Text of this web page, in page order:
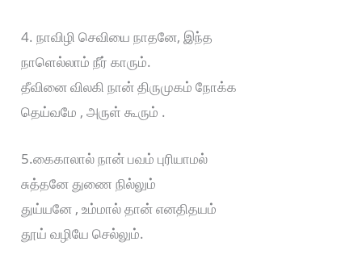
4. நாவிழி செவியை நாதனே, இந்த
நாளெல்லாம் நீர் காரும்.
தீவினை விலகி நான் திருமுகம் நோக்க
தெய்வமே , அருள் கூரும் .
5.கைகாலால் நான் பவம் புரியாமல்
சுத்தனே துணை நில்லும்
துய்யனே , உம்மால் தான் எனதிதயம்
தூய் வழியே செல்லும்.